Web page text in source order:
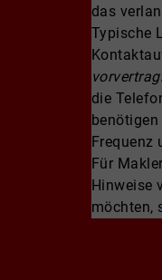
das
Typische
die
Frequenz
Für
Hinweise
möchten,